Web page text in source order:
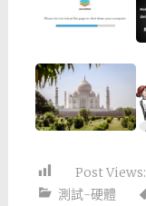
Post Views:
測試-硬體